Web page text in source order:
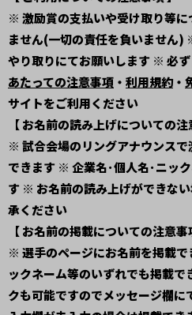
※ 激励賞の支払いや受け取り等
ません(一切の責任を負いません)
やり取りにてお願いします ※ 必
あたっての注意事項 ・ 利用規約・
サイトをご利用ください
【 お名前の読み上げについての注
※ 試合会場のリングアナウンス
できます ※ 企業名･個人名･ニッ
す ※ お名前の読み上げができな
承ください
【 お名前の掲載についての注意事
※ 選手のページにお名前を掲載
ックネーム等のいずれでも掲載
クも可能ですのでメッセージ欄